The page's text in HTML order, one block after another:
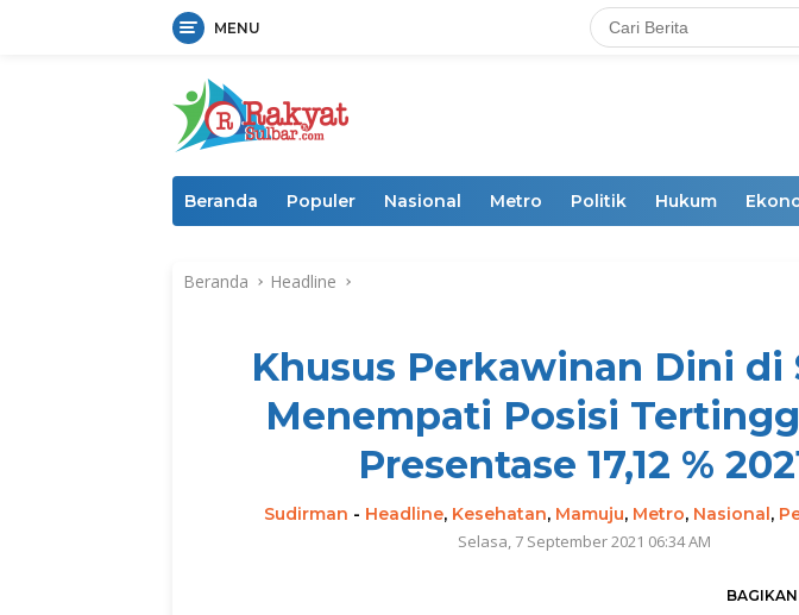
MENU
Beranda Populer Nasional Metro Politik Hukum
Beranda Headline
Khusus Perkawinan Dini di
Menempati Posisi
Presentase 17,12 %
Sudirman - Headline, Kesehatan, Mamuju, Metro, Nasional,
Selasa, 7 September 2021 06:34 AM
BAGIKAN